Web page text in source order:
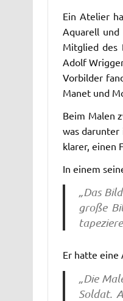
Ein Atelier
Aquarell
Mitglied des
Adolf
Vorbilder
Manet und
Beim Malen
was darunter
klarer, einen
In einem
„Das
große
Er hatte eine
„Die
Soldat.